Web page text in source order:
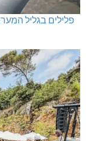
פלילים בגליל